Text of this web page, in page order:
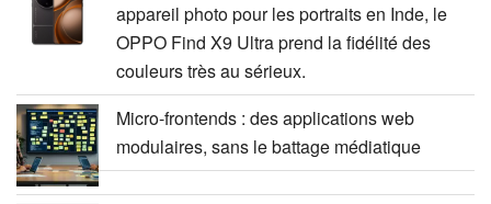
appareil photo pour les portraits en Inde, le
OPPO Find X9 Ultra prend la fidélité des
couleurs très au sérieux.
Micro-frontends : des applications web
modulaires, sans le battage médiatique